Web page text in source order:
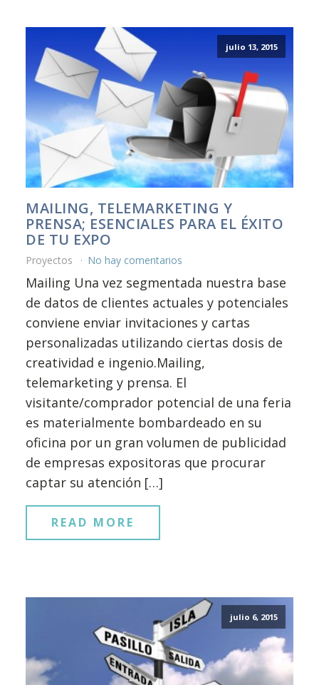
julio 13, 2015
MAILING, TELEMARKETING Y
PRENSA; ESENCIALES PARA EL ÉXITO
DE TU EXPO
Proyectos No hay comentarios
Mailing Una vez segmentada nuestra base
de datos de clientes actuales y potenciales
conviene enviar invitaciones y cartas
personalizadas utilizando ciertas dosis de
creatividad e ingenio.Mailing,
telemarketing y prensa. El
visitante/comprador potencial de una feria
es materialmente bombardeado en su
oficina por un gran volumen de publicidad
de empresas expositoras que procurar
captar su atención […]
READ MORE
julio 6, 2015